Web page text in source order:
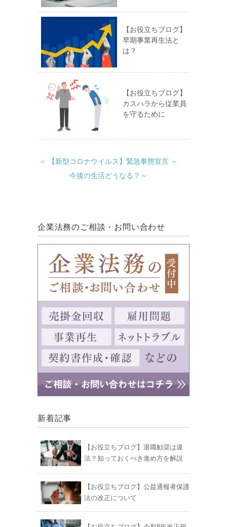
【お役立ちブログ】
早期事業再生法と
は？
【お役立ちブログ】
カスハラから従業員
を守るために
＜ 【新型コロナウイルス】緊急事態宣言 ～
今後の生活どうなる？～
企業法務のご相談・お問い合わせ
新着記事
【お役立ちブログ】退職勧奨は違
法？知っておくべき進め方を解説
【お役立ちブログ】公益通報者保護
法の改正について